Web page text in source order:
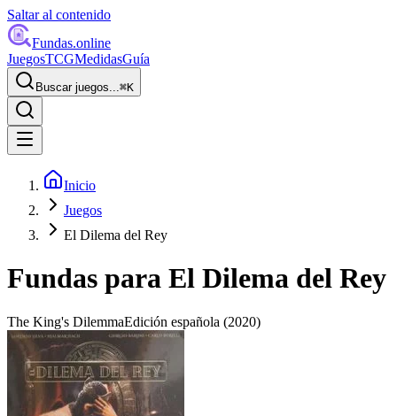
Saltar al contenido
Fundas.online
JuegosTCGMedidasGuía
Buscar juegos...⌘K
Inicio
Juegos
El Dilema del Rey
Fundas para El Dilema del Rey
The King's DilemmaEdición española (2020)